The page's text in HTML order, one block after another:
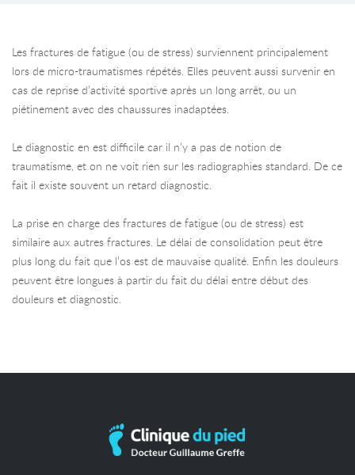
Les fractures de fatigue (ou de stress) surviennent principalement
lors de micro-traumatismes répétés. Elles peuvent aussi survenir en
cas de reprise d’activité sportive après un long arrêt, ou un
piétinement avec des chaussures inadaptées.
Le diagnostic en est difficile car il n’y a pas de notion de
traumatisme, et on ne voit rien sur les radiographies standard. De ce
fait il existe souvent un retard diagnostic.
La prise en charge des fractures de fatigue (ou de stress) est
similaire aux autres fractures. Le délai de consolidation peut être
plus long du fait que l’os est de mauvaise qualité. Enfin les douleurs
peuvent être longues à partir du fait du délai entre début des
douleurs et diagnostic.